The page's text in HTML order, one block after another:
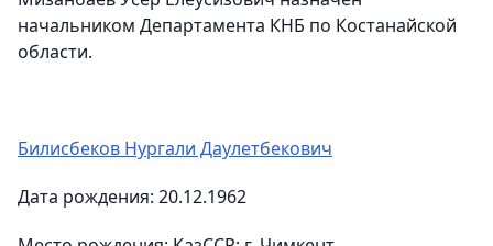
начальником Департамента КНБ по Костанайской
области.
Билисбеков Нургали Даулетбекович
Дата рождения: 20.12.1962